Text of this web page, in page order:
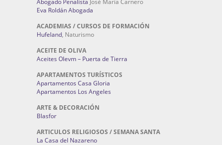
Abogado Penalista José María Carnero
Eva Roldán Abogada
ACADEMIAS / CURSOS DE FORMACIÓN
Hufeland, Naturismo
ACEITE DE OLIVA
Aceites Olevm – Puerta de Tierra
APARTAMENTOS TURÍSTICOS
Apartamentos Casa Gloria
Apartamentos Los Angeles
ARTE & DECORACIÓN
Blasfor
ARTICULOS RELIGIOSOS / SEMANA SANTA
La Casa del Nazareno